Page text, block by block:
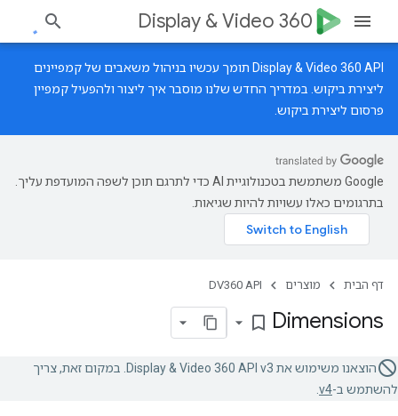
Display & Video 360
‫Display & Video 360 API תומך עכשיו בניהול משאבים של קמפיינים
ליצירת ביקוש. במדריך החדש שלנו מוסבר איך ליצור ולהפעיל קמפיין
פרסום ליצירת ביקוש.
‫Google משתמשת בטכנולוגיית AI כדי לתרגם תוכן לשפה המועדפת עליך.
בתרגומים כאלו עשויות להיות שגיאות.
דף הבית מוצרים DV360 API
Dimensions
bookmark_border
הוצאנו משימוש את Display & Video 360 API v3. במקום זאת, צריך
להשתמש ב-v4